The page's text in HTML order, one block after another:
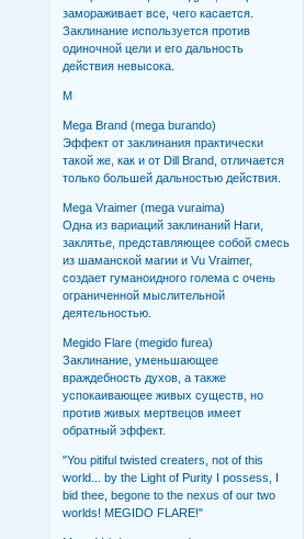
замораживает все, чего касается.
Заклинание используется против
одиночной цели и его дальность
действия невысока.
M
Mega Brand (mega burando)
Эффект от заклинания практически
такой же, как и от Dill Brand, отличается
только большей дальностью действия.
Mega Vraimer (mega vuraima)
Одна из вариаций заклинаний Наги,
заклятье, представляющее собой смесь
из шаманской магии и Vu Vraimer,
создает гуманоидного голема с очень
ограниченной мыслительной
деятельностью.
Megido Flare (megido furea)
Заклинание, уменьшающее
враждебность духов, а также
успокаивающее живых существ, но
против живых мертвецов имеет
обратный эффект.
"You pitiful twisted creaters, not of this
world... by the Light of Purity I possess, I
bid thee, begone to the nexus of our two
worlds! MEGIDO FLARE!"